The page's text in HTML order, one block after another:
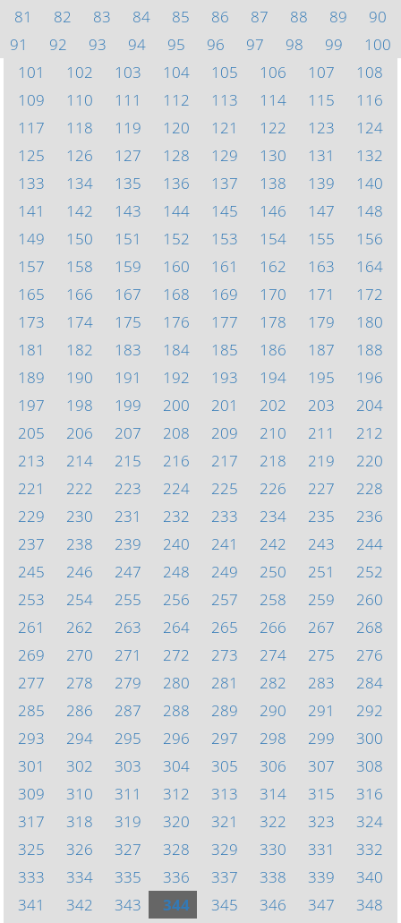
81
82 83 84 85 86 87 88 89
90
91
92 93 94 95 96 97 98 99
100
101
102 103 104 105 106 107
108
109
110 111 112 113 114 115
116
117
118 119 120 121 122 123
124
125
126 127 128 129 130 131
132
133
134 135 136 137 138 139
140
141
142 143 144 145 146 147
148
149
150 151 152 153 154 155
156
157
158 159 160 161 162 163
164
165
166 167 168 169 170 171
172
173
174 175 176 177 178 179
180
181
182 183 184 185 186 187
188
189
190 191 192 193 194 195
196
197
198 199 200 201 202 203
204
205
206 207 208 209 210 211
212
213
214 215 216 217 218 219
220
221
222 223 224 225 226 227
228
229
230 231 232 233 234 235
236
237
238 239 240 241 242 243
244
245
246 247 248 249 250 251
252
253
254 255 256 257 258 259
260
261
262 263 264 265 266 267
268
269
270 271 272 273 274 275
276
277
278 279 280 281 282 283
284
285
286 287 288 289 290 291
292
293
294 295 296 297 298 299
300
301
302 303 304 305 306 307
308
309
310 311 312 313 314 315
316
317
318 319 320 321 322 323
324
325
326 327 328 329 330 331
332
333
334 335 336 337 338 339
340
341
342 343 344 345 346 347
348